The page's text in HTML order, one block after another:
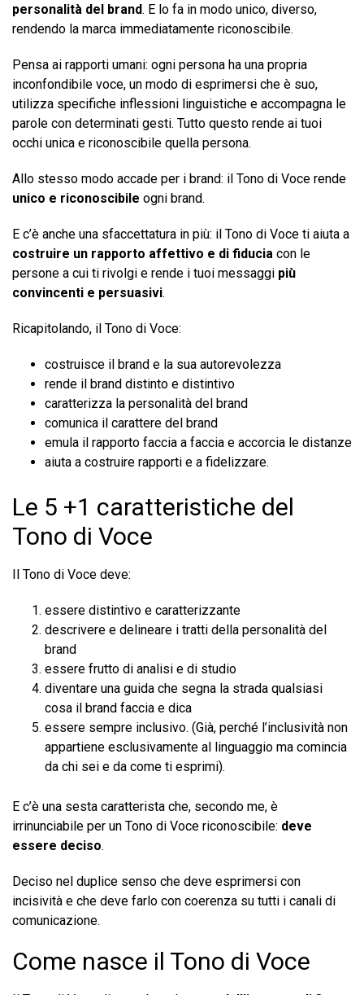
personalità del brand. E lo fa in modo unico, diverso,
rendendo la marca immediatamente riconoscibile.
Pensa ai rapporti umani: ogni persona ha una propria
inconfondibile voce, un modo di esprimersi che è suo,
utilizza specifiche inflessioni linguistiche e accompagna le
parole con determinati gesti. Tutto questo rende ai tuoi
occhi unica e riconoscibile quella persona.
Allo stesso modo accade per i brand: il Tono di Voce rende
unico e riconoscibile ogni brand.
E c’è anche una sfaccettatura in più: il Tono di Voce ti aiuta a
costruire un rapporto affettivo e di fiducia con le
persone a cui ti rivolgi e rende i tuoi messaggi più
convincenti e persuasivi.
Ricapitolando, il Tono di Voce:
costruisce il brand e la sua autorevolezza
rende il brand distinto e distintivo
caratterizza la personalità del brand
comunica il carattere del brand
emula il rapporto faccia a faccia e accorcia le distanze
aiuta a costruire rapporti e a fidelizzare.
Le 5 +1 caratteristiche del
Tono di Voce
Il Tono di Voce deve:
essere distintivo e caratterizzante
descrivere e delineare i tratti della personalità del
brand
essere frutto di analisi e di studio
diventare una guida che segna la strada qualsiasi
cosa il brand faccia e dica
essere sempre inclusivo. (Già, perché l’inclusività non
appartiene esclusivamente al linguaggio ma comincia
da chi sei e da come ti esprimi).
E c’è una sesta caratterista che, secondo me, è
irrinunciabile per un Tono di Voce riconoscibile: deve
essere deciso.
Deciso nel duplice senso che deve esprimersi con
incisività e che deve farlo con coerenza su tutti i canali di
comunicazione.
Come nasce il Tono di Voce